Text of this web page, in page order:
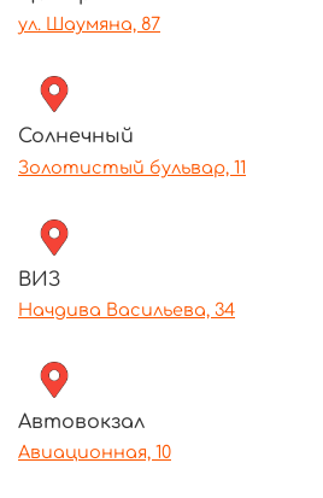
ул. Шаумяна, 87
Солнечный
Золотистый бульвар, 11
ВИЗ
Начдива Васильева, 34
Автовокзал
Авиационная, 10